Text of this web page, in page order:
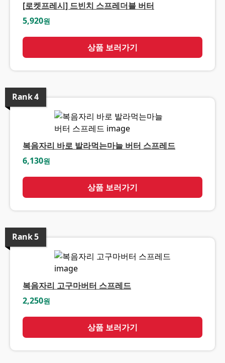
[로켓프레시] 드빈치 스프레더블 버터
5,920원
상품 보러가기
Rank4
복음자리 바로 발라먹는마늘 버터 스프레드
6,130원
상품 보러가기
Rank5
복음자리 고구마버터 스프레드
2,250원
상품 보러가기